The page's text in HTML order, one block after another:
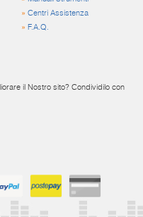
»Centri Assistenza
» F.A.Q.
il Nostro sito? Condividilo con